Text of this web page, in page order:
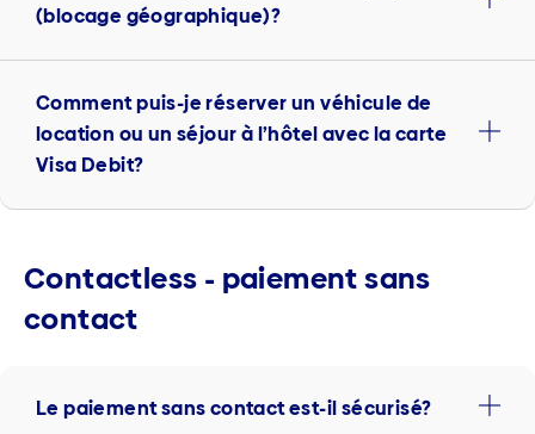
(blocage géographique)?
Comment puis-je réserver un véhicule de
location ou un séjour à l’hôtel avec la carte
Visa Debit?
Contactless - paiement sans
contact
Le paiement sans contact est-il sécurisé?